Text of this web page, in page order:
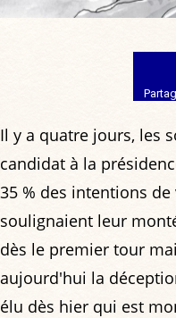
Il y a quatre jours, les
candidat à la
35 % des intentions
soulignaient leur
dès le premier tour
aujourd'hui la
élu dès hier qui est